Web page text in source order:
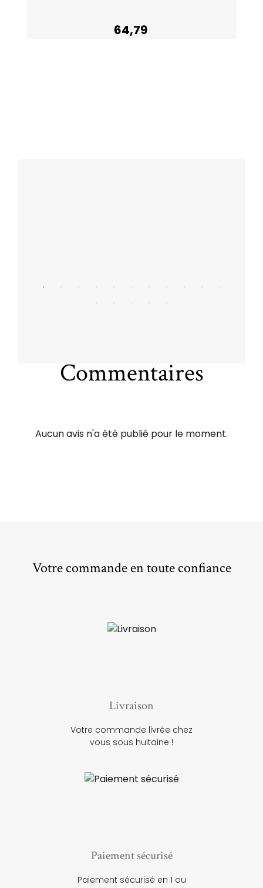
64,79
Commentaires
Aucun avis n'a été publié pour le moment.
Votre commande en toute confiance
Livraison
Votre commande livrée chez
vous sous huitaine !
Paiement sécurisé
Paiement sécurisé en 1 ou